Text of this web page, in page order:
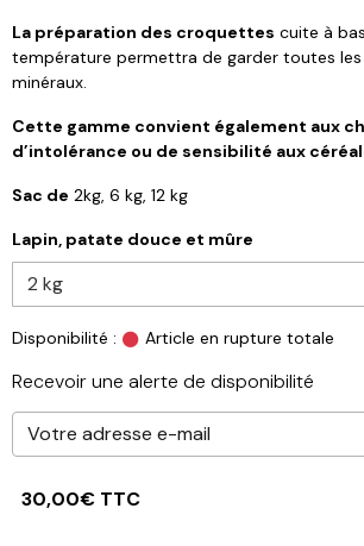
La préparation des croquettes cuite à
température permettra de garder toutes
minéraux.
Cette gamme convient également aux
d’intolérance ou de sensibilité aux
Sac de 2kg, 6 kg, 12 kg
Lapin, patate douce et mûre
Disponibilité : Article en rupture totale
Recevoir une alerte de disponibilité
30,00€ TTC